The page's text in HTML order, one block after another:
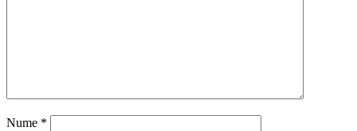
Nume *